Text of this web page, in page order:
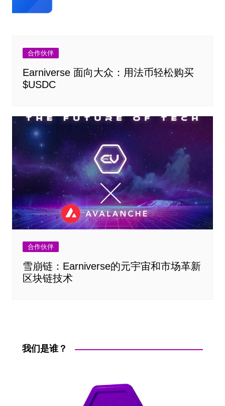
合作伙伴
Earniverse 面向大众：用法币轻松购买
$USDC
合作伙伴
雪崩链：Earniverse的元宇宙和市场革新
区块链技术
我们是谁？